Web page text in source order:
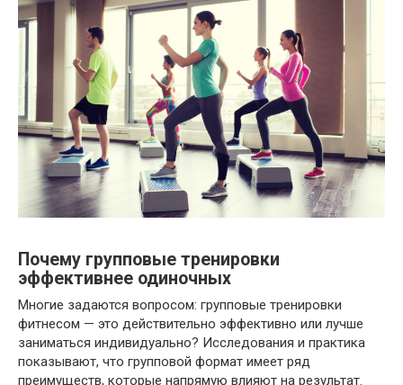
Почему групповые тренировки
эффективнее одиночных
Многие задаются вопросом: групповые тренировки
фитнесом — это действительно эффективно или лучше
заниматься индивидуально? Исследования и практика
показывают, что групповой формат имеет ряд
преимуществ, которые напрямую влияют на результат.